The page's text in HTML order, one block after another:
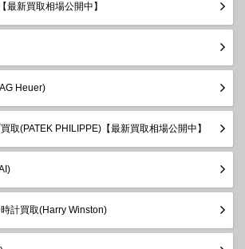
最新買取相場公開中】
Heuer)
取(PATEK PHILIPPE)【最新買取相場公開中】
計買取(Harry Winston)